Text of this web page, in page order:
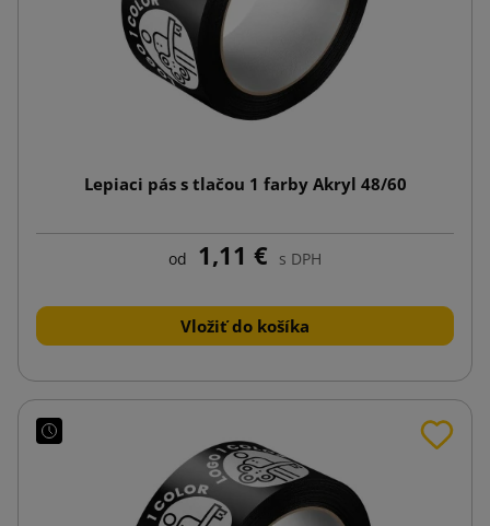
Lepiaci pás s tlačou 1 farby Akryl 48/60
od 1,11 € s DPH
Vložiť do košíka